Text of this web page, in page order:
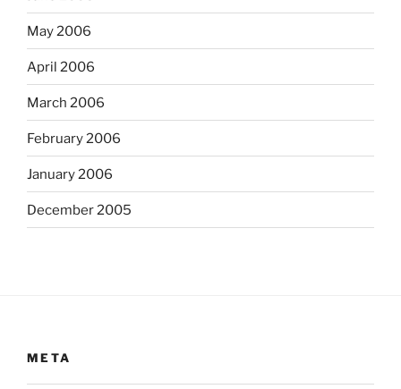
May 2006
April 2006
March 2006
February 2006
January 2006
December 2005
META